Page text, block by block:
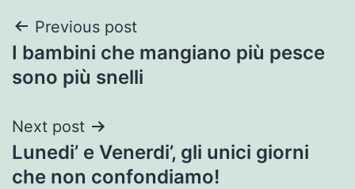
Post
navigation
Previous post
I bambini che mangiano più pesce
sono più snelli
Next post
Lunedi’ e Venerdi’, gli unici giorni
che non confondiamo!